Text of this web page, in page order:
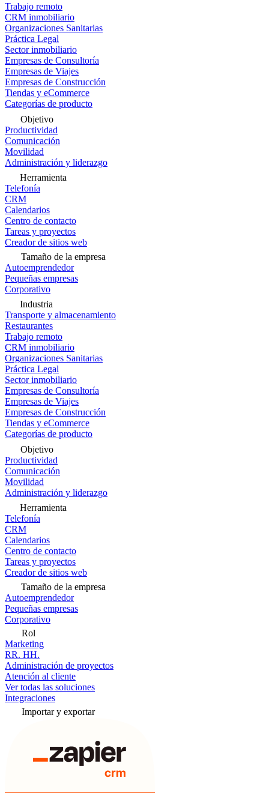
Trabajo remoto
CRM inmobiliario
Organizaciones Sanitarias
Práctica Legal
Sector inmobiliario
Empresas de Consultoría
Empresas de Viajes
Empresas de Construcción
Tiendas y eCommerce
Categorías de producto
Objetivo
Productividad
Comunicación
Movilidad
Administración y liderazgo
Herramienta
Telefonía
CRM
Calendarios
Centro de contacto
Tareas y proyectos
Creador de sitios web
Tamaño de la empresa
Autoemprendedor
Pequeñas empresas
Corporativo
Industria
Transporte y almacenamiento
Restaurantes
Trabajo remoto
CRM inmobiliario
Organizaciones Sanitarias
Práctica Legal
Sector inmobiliario
Empresas de Consultoría
Empresas de Viajes
Empresas de Construcción
Tiendas y eCommerce
Categorías de producto
Objetivo
Productividad
Comunicación
Movilidad
Administración y liderazgo
Herramienta
Telefonía
CRM
Calendarios
Centro de contacto
Tareas y proyectos
Creador de sitios web
Tamaño de la empresa
Autoemprendedor
Pequeñas empresas
Corporativo
Rol
Marketing
RR. HH.
Administración de proyectos
Atención al cliente
Ver todas las soluciones
Integraciones
Importar y exportar